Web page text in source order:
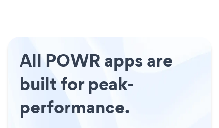
All POWR apps are
built for peak-
performance.